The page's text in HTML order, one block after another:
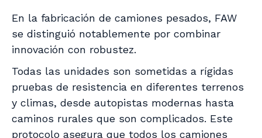
En la fabricación de camiones pesados, FAW
se distinguió notablemente por combinar
innovación con robustez.
Todas las unidades son sometidas a rígidas
pruebas de resistencia en diferentes terrenos
y climas, desde autopistas modernas hasta
caminos rurales que son complicados. Este
protocolo asegura que todos los camiones